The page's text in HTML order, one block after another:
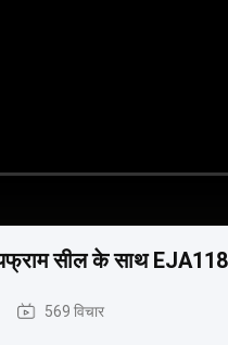
सील के साथ
569 विचार